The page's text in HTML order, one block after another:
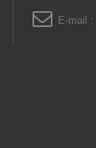
E-mail :